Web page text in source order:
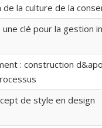
la culture de la
une clé pour la gestion
: construction
de style en design